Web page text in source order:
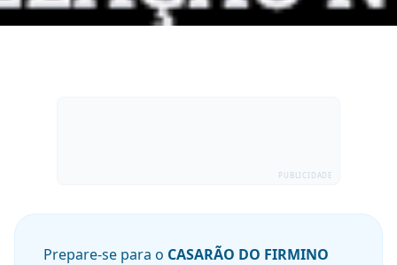
PUBLICIDADE
Prepare-se para o CASARÃO DO FIRMINO